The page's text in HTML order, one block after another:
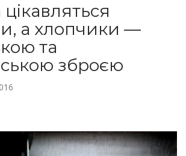
а хлопчики —
та
зброєю